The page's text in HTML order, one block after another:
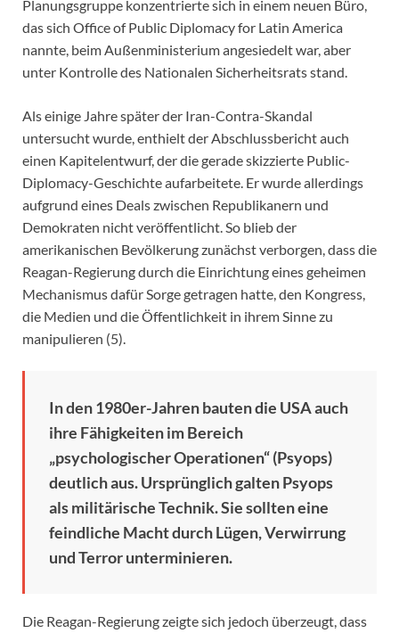
Planungsgruppe konzentrierte sich in einem neuen Büro,
das sich Office of Public Diplomacy for Latin America
nannte, beim Außenministerium angesiedelt war, aber
unter Kontrolle des Nationalen Sicherheitsrats stand.
Als einige Jahre später der Iran-Contra-Skandal
untersucht wurde, enthielt der Abschlussbericht auch
einen Kapitelentwurf, der die gerade skizzierte Public-
Diplomacy-Geschichte aufarbeitete. Er wurde allerdings
aufgrund eines Deals zwischen Republikanern und
Demokraten nicht veröffentlicht. So blieb der
amerikanischen Bevölkerung zunächst verborgen, dass die
Reagan-Regierung durch die Einrichtung eines geheimen
Mechanismus dafür Sorge getragen hatte, den Kongress,
die Medien und die Öffentlichkeit in ihrem Sinne zu
manipulieren (5).
In den 1980er-Jahren bauten die USA auch
ihre Fähigkeiten im Bereich
„psychologischer Operationen“ (Psyops)
deutlich aus. Ursprünglich galten Psyops
als militärische Technik. Sie sollten eine
feindliche Macht durch Lügen, Verwirrung
und Terror unterminieren.
Die Reagan-Regierung zeigte sich jedoch überzeugt, dass